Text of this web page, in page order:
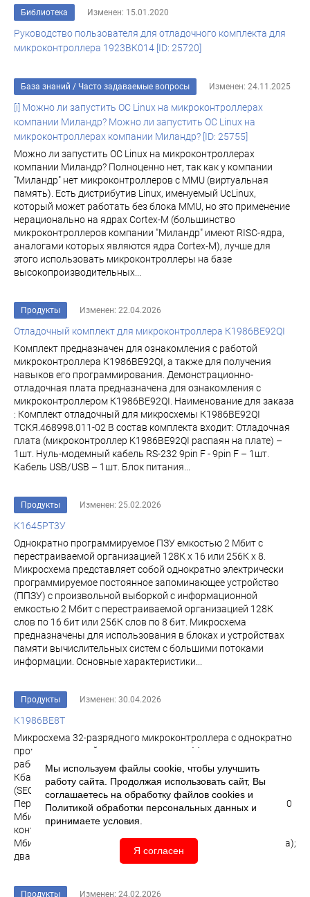
Библиотека Изменен: 15.01.2020
Руководство пользователя для отладочного комплекта для
микроконтроллера 1923ВК014 [ID: 25720]
База знаний / Часто задаваемые вопросы Изменен: 24.11.2025
[i] Можно ли запустить ОС Linux на микроконтроллерах
компании Миландр? Можно ли запустить ОС Linux на
микроконтроллерах компании Миландр? [ID: 25755]
Можно ли запустить ОС Linux на микроконтроллерах
компании Миландр? Полноценно нет, так как у компании
"Миландр" нет микроконтроллеров с MMU (виртуальная
память). Есть дистрибутив Linux, именуемый UcLinux,
который может работать без блока MMU, но это применение
нерационально на ядрах Cortex-M (большинство
микроконтроллеров компании "Миландр" имеют RISC-ядра,
аналогами которых являются ядра Cortex-M), лучше для
этого использовать микроконтроллеры на базе
высокопроизводительных...
Продукты Изменен: 22.04.2026
Отладочный комплект для микроконтроллера К1986ВЕ92QI
Комплект предназначен для ознакомления с работой
микроконтроллера К1986ВЕ92QI, а также для получения
навыков его программирования. Демонстрационно-
отладочная плата предназначена для ознакомления с
микроконтроллером К1986ВЕ92QI. Наименование для заказа
: Комплект отладочный для микросхемы К1986ВЕ92QI
ТСКЯ.468998.011-02 В состав комплекта входит: Отладочная
плата (микроконтроллер К1986ВЕ92QI распаян на плате) –
1шт. Нуль-модемный кабель RS-232 9pin F - 9pin F – 1шт.
Кабель USB/USB – 1шт. Блок питания...
Продукты Изменен: 25.02.2026
К1645РТ3У
Однократно программируемое ПЗУ емкостью 2 Мбит с
перестраиваемой организацией 128К х 16 или 256К х 8.
Микросхема представляет собой однократно электрически
программируемое постоянное за­поминающее устройство
(ППЗУ) с произвольной выборкой с информационной
емкостью 2 Мбит с пе­рестраиваемой организацией 128К
слов по 16 бит или 256К слов по 8 бит. Микросхема
предназначены для использования в блоках и устройствах
памя­ти вычислительных систем с большими потоками
информации. Основные характеристики...
Продукты Изменен: 30.04.2026
К1986ВЕ8Т
Микросхема 32-разрядного микроконтроллера с однократно
программируемой памятью программ Микроконтроллер
работает на тактовой частоте до 100 МГц. Содержит 128
Кбайт однократно программируемое ПЗУ программ c ECC
(SEC-DED) и 32 Кбайт статическое ОЗУ ECC (SEC-DED).
Периферия включает в себя: контроллер EthernetMAC 10/100
Мбит/с; встроенный контроллер EthernetPHY 10 Мбит/с;
контроллер SpaceWire и встроенный SpaceWirePHY до 100
Мбит/с; контроллер ARINC 429 (8 приемников, 4 передатчика);
два контроллера...
Продукты Изменен: 24.02.2026
Мы используем файлы cookie, чтобы улучшить
работу сайта. Продолжая использовать сайт, Вы
соглашаетесь на обработку файлов cookies и
Политикой обработки персональных данных и
принимаете условия.
Я согласен